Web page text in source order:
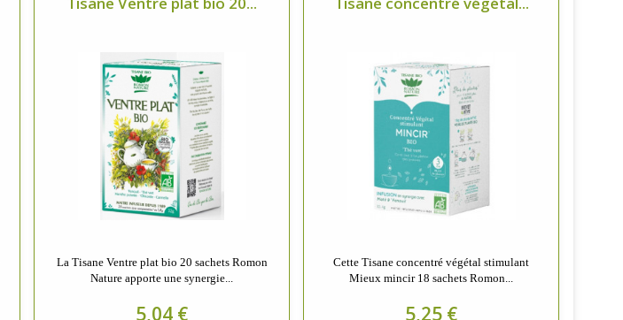
La Tisane Ventre plat bio 20 sachets Romon
Nature apporte une synergie...
5,04 €
Cette Tisane concentré végétal stimulant
Mieux mincir 18 sachets Romon...
5,25 €